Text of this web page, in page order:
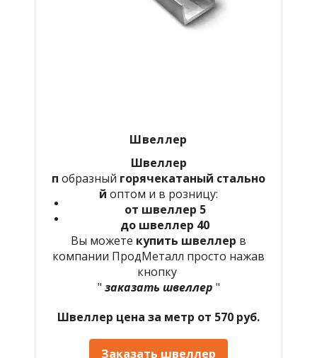
Швеллер
Швеллер
п образный горячекатаный стально
й оптом и в розницу:
от швеллер 5
до швеллер 40
Вы можете купить швеллер в
компании ПродМеталл просто нажав
кнопку
" заказать швеллер "
Швеллер цена за метр от 570 руб.
Заказать швеллер